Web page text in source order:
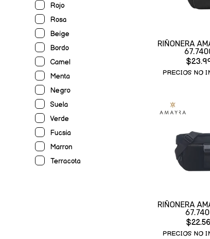
Rojo
Rosa
Beige
Bordo
Camel
Menta
Negro
Suela
Verde
Fucsia
Marron
Terracota
RIÑONERA
PRECIOS NO
RIÑONERA
PRECIOS NO